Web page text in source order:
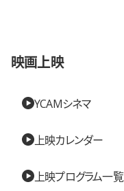
映画上映
YCAMシネマ
上映カレンダー
上映プログラム一覧